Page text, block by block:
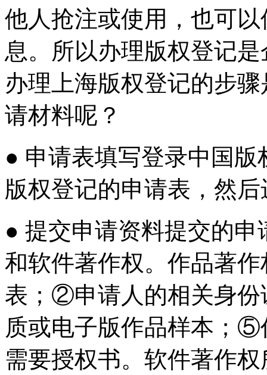
他人抢注或使用，也可
息。所以办理版权登记
办理上海版权登记的步
请材料呢？
● 申请表填写登录中国
版权登记的申请表，然
● 提交申请资料提交的
和软件著作权。作品著
表；②申请人的相关身
质或电子版作品样本；
需要授权书。软件著作